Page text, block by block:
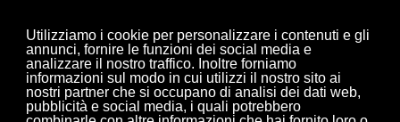
Utilizziamo i cookie per personalizzare i contenuti e gli
annunci, fornire le funzioni dei social media e
analizzare il nostro traffico. Inoltre forniamo
informazioni sul modo in cui utilizzi il nostro sito ai
nostri partner che si occupano di analisi dei dati web,
pubblicità e social media, i quali potrebbero
0322497832
+39 346 0941416
info@traslochimarinoni.it